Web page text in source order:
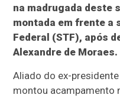
na madrugada deste
montada em frente a
Federal (STF), após
Alexandre de Moraes.
Aliado do ex-
montou acampamento